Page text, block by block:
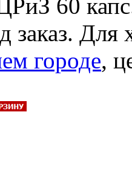
60
заказ. Для
городе,